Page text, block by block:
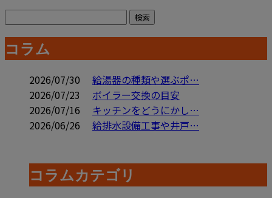
コラム
2026/07/30
給湯器の種類や選ぶポ…
2026/07/23
ボイラー交換の目安
2026/07/16
キッチンをどうにかし…
2026/06/26
給排水設備工事や井戸…
コラムカテゴリ